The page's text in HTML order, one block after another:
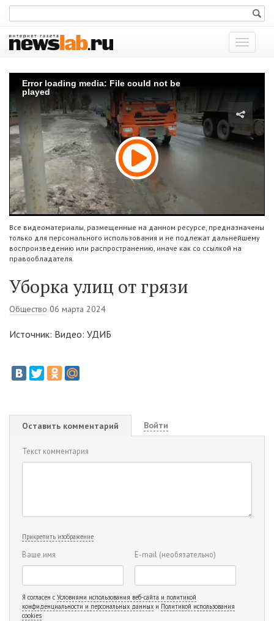
Показать
меню
Error loading media: File could not be
played
Все видеоматериалы, размещенные на данном ресурсе, предназначены
только для персонального использования и не подлежат дальнейшему
воспроизведению или распространению, иначе как со ссылкой на
правообладателя.
Уборка улиц от грязи
Общество 06 марта 2024
Источник: Видео: УДИБ
Оставить комментарий Войти
Текст комментария
Прикрепить изображение
Ваше имя E-mail (необязательно)
Я согласен с Условиями использования веб-сайта и политикой
конфиденциальности и персональных данных и Политикой использования
cookies